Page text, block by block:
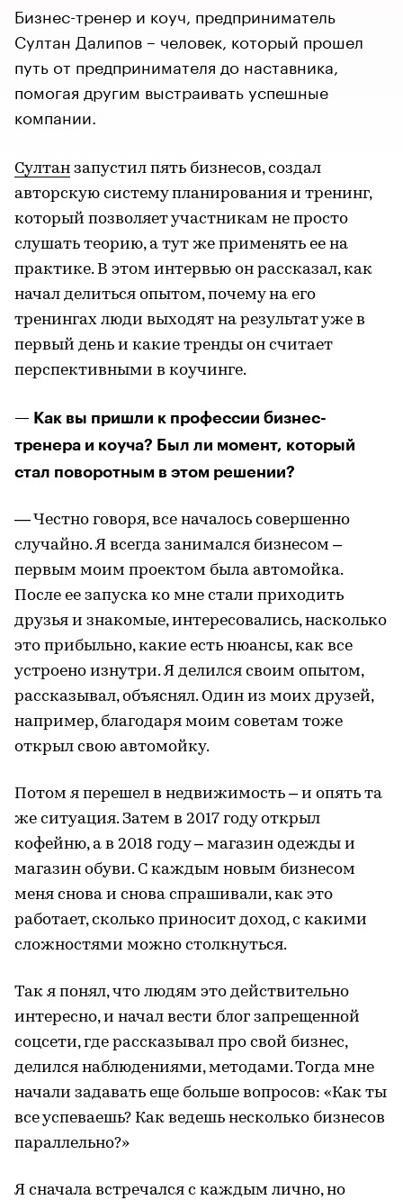
Бизнес-тренер и коуч, предприниматель
Султан Далипов – человек, который прошел
путь от предпринимателя до наставника,
помогая другим выстраивать успешные
компании.
Султан запустил пять бизнесов, создал
авторскую систему планирования и тренинг,
который позволяет участникам не просто
слушать теорию, а тут же применять ее на
практике. В этом интервью он рассказал, как
начал делиться опытом, почему на его
тренингах люди выходят на результат уже в
первый день и какие тренды он считает
перспективными в коучинге.
— Как вы пришли к профессии бизнес-
тренера и коуча? Был ли момент, который
стал поворотным в этом решении?
— Честно говоря, все началось совершенно
случайно. Я всегда занимался бизнесом –
первым моим проектом была автомойка.
После ее запуска ко мне стали приходить
друзья и знакомые, интересовались, насколько
это прибыльно, какие есть нюансы, как все
устроено изнутри. Я делился своим опытом,
рассказывал, объяснял. Один из моих друзей,
например, благодаря моим советам тоже
открыл свою автомойку.
Потом я перешел в недвижимость – и опять та
же ситуация. Затем в 2017 году открыл
кофейню, а в 2018 году – магазин одежды и
магазин обуви. С каждым новым бизнесом
меня снова и снова спрашивали, как это
работает, сколько приносит доход, с какими
сложностями можно столкнуться.
Так я понял, что людям это действительно
интересно, и начал вести блог запрещенной
соцсети, где рассказывал про свой бизнес,
делился наблюдениями, методами. Тогда мне
начали задавать еще больше вопросов: «Как ты
все успеваешь? Как ведешь несколько бизнесов
параллельно?»
Я сначала встречался с каждым лично, но